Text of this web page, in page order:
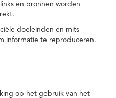
en bronnen worden
doeleinden en mits
informatie te reproduceren.
op het gebruik van het